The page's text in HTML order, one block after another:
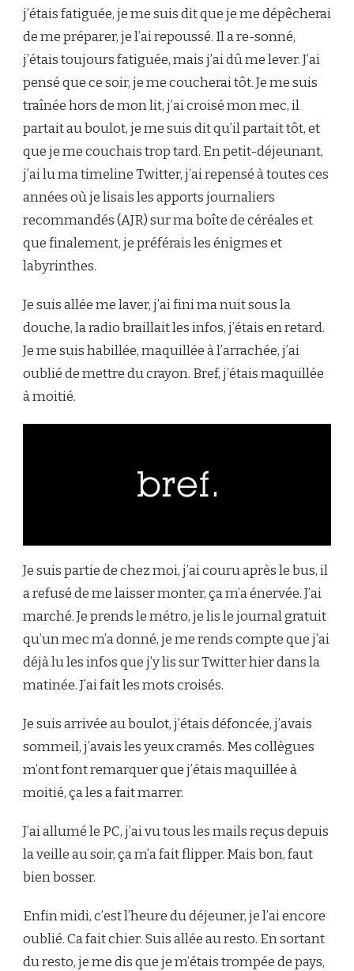
JE
ME
COUCHE
TÔT
j’étais fatiguée, je me suis dit que je me dépêcherai
de me préparer, je l’ai repoussé. Il a re-sonné,
j’étais toujours fatiguée, mais j’ai dû me lever. J’ai
pensé que ce soir, je me coucherai tôt. Je me suis
traînée hors de mon lit, j’ai croisé mon mec, il
partait au boulot, je me suis dit qu’il partait tôt, et
que je me couchais trop tard. En petit-déjeunant,
j’ai lu ma timeline Twitter, j’ai repensé à toutes ces
années où je lisais les apports journaliers
recommandés (AJR) sur ma boîte de céréales et
que finalement, je préférais les énigmes et
labyrinthes.
Je suis allée me laver, j’ai fini ma nuit sous la
douche, la radio braillait les infos, j’étais en retard.
Je me suis habillée, maquillée à l’arrachée, j’ai
oublié de mettre du crayon. Bref, j’étais maquillée
à moitié.
Je suis partie de chez moi, j’ai couru après le bus, il
a refusé de me laisser monter, ça m’a énervée. J’ai
marché. Je prends le métro, je lis le journal gratuit
qu’un mec m’a donné, je me rends compte que j’ai
déjà lu les infos que j’y lis sur Twitter hier dans la
matinée. J’ai fait les mots croisés.
Je suis arrivée au boulot, j’étais défoncée, j’avais
sommeil, j’avais les yeux cramés. Mes collègues
m’ont font remarquer que j’étais maquillée à
moitié, ça les a fait marrer.
J’ai allumé le PC, j’ai vu tous les mails reçus depuis
la veille au soir, ça m’a fait flipper. Mais bon, faut
bien bosser.
Enfin midi, c’est l’heure du déjeuner, je l’ai encore
oublié. Ca fait chier. Suis allée au resto. En sortant
du resto, je me dis que je m’étais trompée de pays,